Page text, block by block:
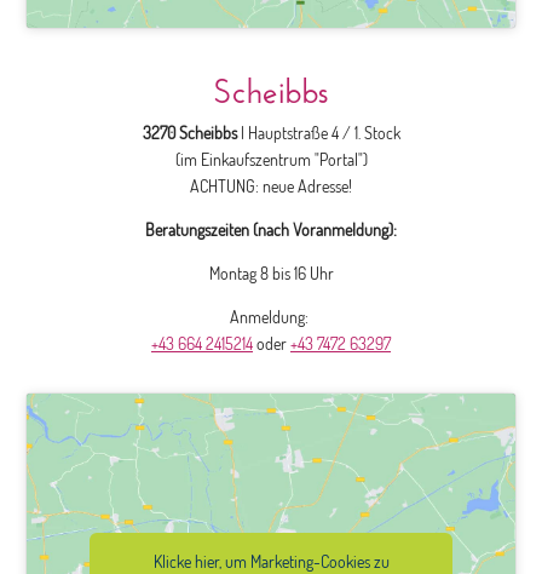
Scheibbs
3270 Scheibbs| Hauptstraße 4 / 1. Stock
(im Einkaufszentrum "Portal")
ACHTUNG: neue Adresse!
Beratungszeiten (nach Voranmeldung):
Montag 8 bis 16 Uhr
Anmeldung:
+43 664 2415214oder+43 7472 63297
Klicke hier, um Marketing-Cookies zu